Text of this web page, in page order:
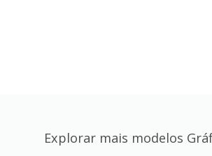
Explorar mais modelos